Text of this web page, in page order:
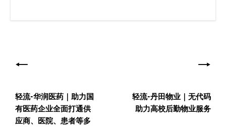
章
导
航轻流-华润医药｜助力国
有医药企业全面打通供
应商、医院、患者等多
轻流-丹田物业｜无代码
助力高校后勤物业服务